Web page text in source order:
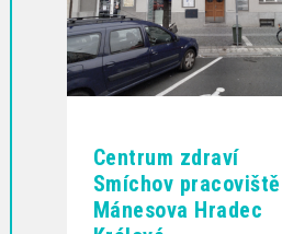
Centrum zdraví
Smíchov pracoviště
Mánesova Hradec